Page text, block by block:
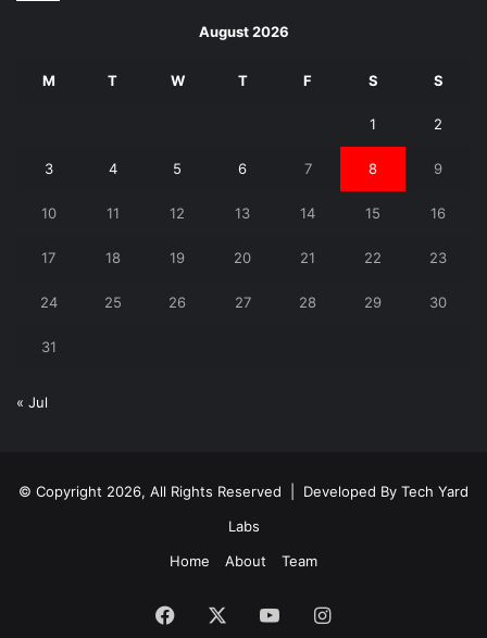
August 2026
M T W T F S S
1 2
3 4 5 6 7 8 9
10 11 12 13 14 15 16
17 18 19 20 21 22 23
24 25 26 27 28 29 30
31
« Jul
© Copyright 2026, All Rights Reserved | Developed By Tech Yard
Labs
Home
About Team
Facebook YouTubeInstagram